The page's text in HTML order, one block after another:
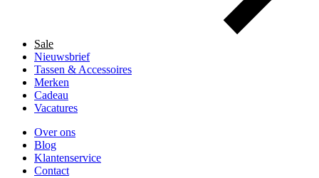
Sale
Nieuwsbrief
Tassen & Accessoires
Merken
Cadeau
Vacatures
Over ons
Blog
Klantenservice
Contact